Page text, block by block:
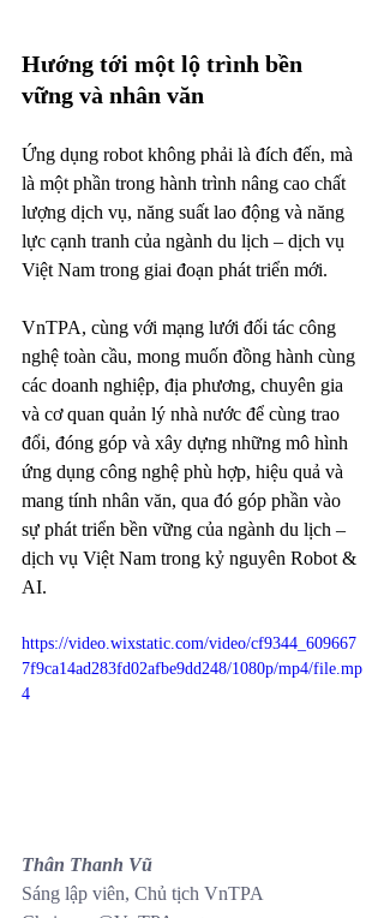
Hướng tới một lộ trình bền
vững và nhân văn
Ứng dụng robot không phải là đích đến, mà
là một phần trong hành trình nâng cao chất
lượng dịch vụ, năng suất lao động và năng
lực cạnh tranh của ngành du lịch – dịch vụ
Việt Nam trong giai đoạn phát triển mới.
VnTPA, cùng với mạng lưới đối tác công
nghệ toàn cầu, mong muốn đồng hành cùng
các doanh nghiệp, địa phương, chuyên gia
và cơ quan quản lý nhà nước để cùng trao
đổi, đóng góp và xây dựng những mô hình
ứng dụng công nghệ phù hợp, hiệu quả và
mang tính nhân văn, qua đó góp phần vào
sự phát triển bền vững của ngành du lịch –
dịch vụ Việt Nam trong kỷ nguyên Robot &
AI.
https://video.wixstatic.com/video/cf9344_609667
7f9ca14ad283fd02afbe9dd248/1080p/mp4/file.mp
4
Thân Thanh Vũ
Sáng lập viên, Chủ tịch VnTPA